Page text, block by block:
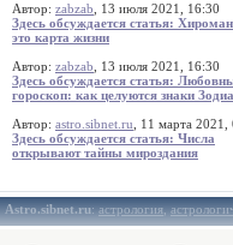
Автор: zabzab , 13 июля 2021, 16:30
Здесь обсуждается статья:
это карта жизни
Автор: zabzab , 13 июля 2021, 16:30
Здесь обсуждается статья:
гороскоп: как целуются знаки
Автор: astro.sibnet.ru , 11 марта 2021,
Здесь обсуждается статья: Числа
открывают тайны мироздания
Astro.sibnet.ru:астрология,